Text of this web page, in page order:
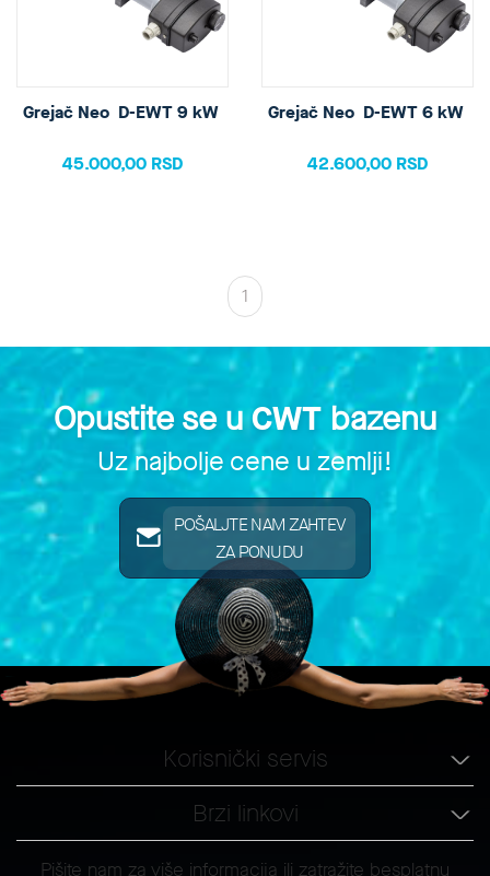
Grejač Neo  D-EWT 9 kW
45.000,00 RSD
Grejač Neo  D-EWT 6 kW
42.600,00 RSD
1
Opustite se uCWT bazenu
Uz najbolje cene u zemlji!
POŠALJTE NAM ZAHTEV
ZA PONUDU
Korisnički servis
Brzi linkovi
Pišite nam za više informacija ili zatražite besplatnu